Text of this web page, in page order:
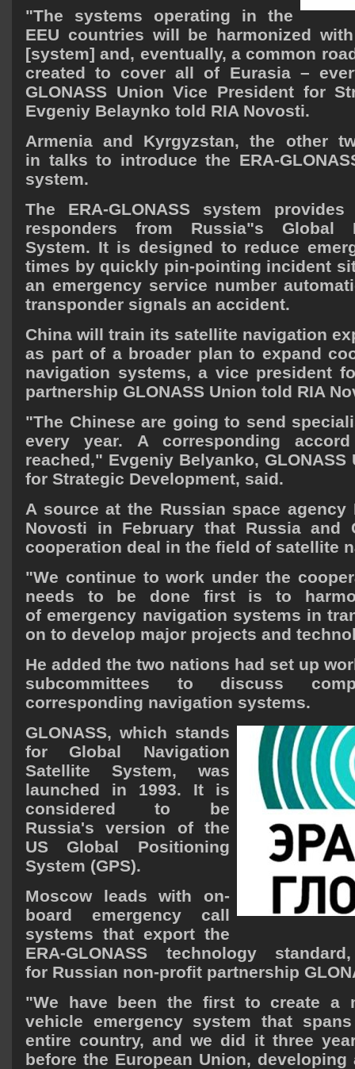
"The systems operating in the
EEU countries will be harmonized
[system] and, eventually, a common
created to cover all of Eurasia –
GLONASS Union Vice President for
Evgeniy Belaynko told RIA Novosti.
Armenia and Kyrgyzstan, the other
in talks to introduce the ERA-
system.
The ERA-GLONASS system
responders from Russia"s Global
System. It is designed to reduce
times by quickly pin-pointing incident
an emergency service number
transponder signals an accident.
China will train its satellite navigation
as part of a broader plan to expand
navigation systems, a vice president
partnership GLONASS Union told RIA
"The Chinese are going to send
every year. A corresponding
reached," Evgeniy Belyanko,
for Strategic Development, said.
A source at the Russian space agency
Novosti in February that Russia and
cooperation deal in the field of satellite
"We continue to work under the
needs to be done first is to
of emergency navigation systems in
on to develop major projects and
He added the two nations had set up
subcommittees to discuss
corresponding navigation systems.
GLONASS, which stands
for Global Navigation
Satellite System, was
launched in 1993. It is
considered to be
Russia's version of the
US Global Positioning
System (GPS).
Moscow leads with on-
board emergency call
systems that export the
ERA-GLONASS technology
for Russian non-profit partnership
"We have been the first to create a
vehicle emergency system that
entire country, and we did it three
before the European Union,